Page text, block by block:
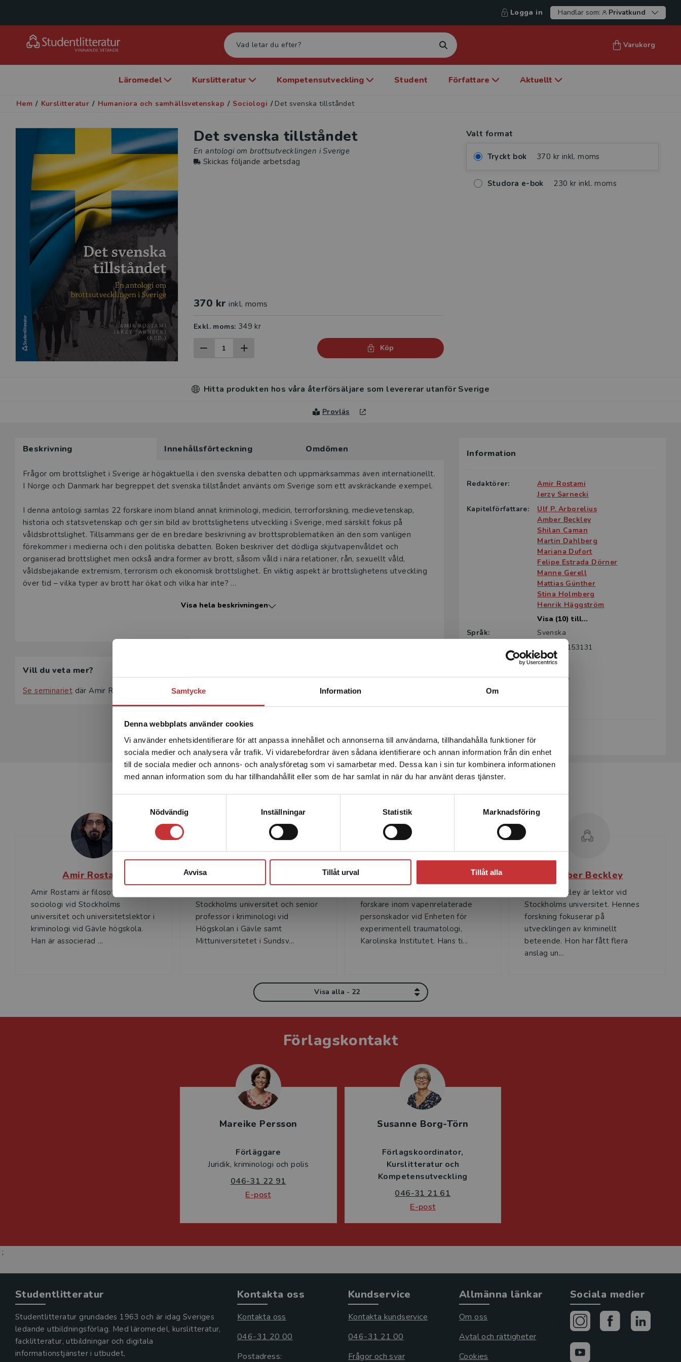
Samtycke Information Om
Denna webbplats använder cookies
Vi använder enhetsidentifierare för att anpassa innehållet och annonserna till användarna, tillhandahålla funktioner för
sociala medier och analysera vår trafik. Vi vidarebefordrar även sådana identifierare och annan information från din enhet
till de sociala medier och annons- och analysföretag som vi samarbetar med. Dessa kan i sin tur kombinera informationen
med annan information som du har tillhandahållit eller som de har samlat in när du har använt deras tjänster.
Nödvändig
Inställningar Statistik Marknadsföring
Avvisa Tillåt urval Tillåt alla
Begränsad fraktregion
Det verkar som att du besöker studentlitteratur.se via en
enhet utanför Sverige. Vi erbjuder inte leveranser utanför
Sverige. För att kunna slutföra ett köp måste
leveransadressen vara i Sverige.Läs mer
Logga in Handlar som: Privatkund
Varukorg
Läromedel Kurslitteratur Kompetensutveckling Student Författare Aktuellt
Hem / Kurslitteratur / Humaniora och samhällsvetenskap / Sociologi / Det svenska tillståndet
Det svenska tillståndet
En antologi om brottsutvecklingen i Sverige
Skickas följande arbetsdag
370 kr inkl. moms
Exkl. moms: 349 kr
Köp
Valt format
Tryckt bok 370 kr inkl. moms
Studora e-bok 230 kr inkl. moms
Hitta produkten hos våra återförsäljare som levererar utanför Sverige
Provläs
Beskrivning Innehållsförteckning Omdömen
Beskrivning
Frågor om brottslighet i Sverige är högaktuella i den svenska debatten och uppmärksammas även internationellt.
I Norge och Danmark har begreppet det svenska tillståndet använts om Sverige som ett avskräckande exempel.
I denna antologi samlas 22 forskare inom bland annat kriminologi, medicin, terrorforskning, medievetenskap,
historia och stats­veten­skap och ger sin bild av brottslighetens utveckling i Sverige, med särskilt fokus på
våldsbrottslighet. Tillsammans ger de en bredare beskrivning av brottsproblematiken än den som vanligen
förekommer i medierna och i den politiska debatten. Boken beskriver det dödliga skjutvapen­våldet och
organiserad brottslighet men också andra former av brott, såsom våld i nära relationer, rån, sexuellt våld,
våldsbejakande extremism, terrorism och ekonomisk brottslighet. En viktig aspekt är brottslighetens utveckling
över tid – vilka typer av brott har ökat och vilka har inte?
Boken bygger på både existerande och helt ny forskning. Den vänder sig till högskolestuderande inom
Visa hela beskrivningen
Vill du veta mer?
Se seminariet där Amir Rostami & Jerzy Sarnecki ger en översikt över hela boken.
Information
Redaktörer:
Amir Rostami
Jerzy Sarnecki
Kapitelförfattare:
Ulf P. Arborelius
Amber Beckley
Shilan Caman
Martin Dahlberg
Mariana Dufort
Felipe Estrada Dörner
Manne Gerell
Mattias Günther
Stina Holmberg
Henrik Häggström
Visa (10) till...
Språk:
Svenska
9789144153131
Utgivningsår:
2022
Artikelnummer:
44383-01
Upplaga:
Sidantal:
472
Köp- och leveransvillkor
Författare
Amir Rostami
Amir Rostami är filosofie doktor i
sociologi vid Stockholms
universitet och universitetslektor i
kriminologi vid Gävle högskola.
Han är associerad ...
Stockholms universitet och senior
professor i kriminologi vid
Högskolan i Gävle samt
Mittuniversitetet i Sundsv...
forskare inom vapenrelaterade
personskador vid Enheten för
experimentell traumatologi,
Karolinska Institutet. Hans ti...
Amber Beckley
Amber Beckley är lektor vid
Stockholms universitet. Hennes
forskning fokuserar på
utvecklingen av kriminellt
beteende. Hon har fått flera
anslag un...
Visa alla - 22
Förlagskontakt
Mareike Persson
Förläggare
Juridik, kriminologi och polis
046-31 22 91
E-post
Susanne Borg-Törn
Förlagskoordinator
Kurslitteratur och
Kompetensutveckling
046-31 21 61
E-post
;
Studentlitteratur
Studentlitteratur grundades 1963 och är idag Sveriges
ledande utbildningsförlag. Med läromedel, kurslitteratur,
facklitteratur, utbildningar och digitala
informationstjänster i utbudet,
Kontakta oss
Kontakta oss
046-31 20 00
Postadress:
Kundservice
Kontakta kundservice
046-31 21 00
Frågor och svar
Allmänna länkar
Om oss
Avtal och rättigheter
Cookies
Sociala medier